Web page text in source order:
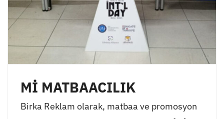
Mİ MATBAACILIK
Birka Reklam olarak, matbaa ve promosyon